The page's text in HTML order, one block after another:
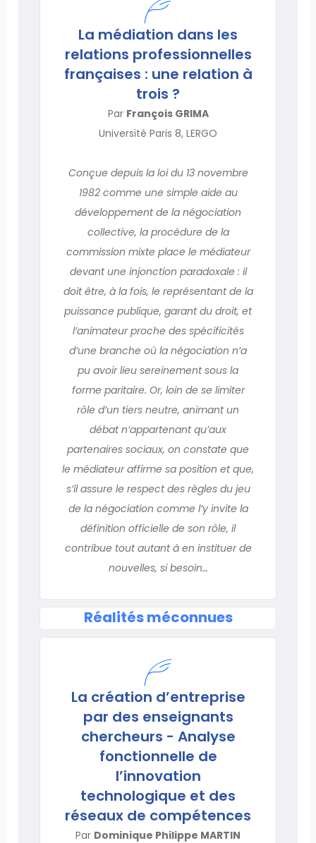
La médiation dans les
relations professionnelles
françaises : une relation à
trois ?
Par François GRIMA
Université Paris 8, LERGO
Conçue depuis la loi du 13 novembre
1982 comme une simple aide au
développement de la négociation
collective, la procédure de la
commission mixte place le médiateur
devant une injonction paradoxale : il
doit être, à la fois, le représentant de la
puissance publique, garant du droit, et
l’animateur proche des spécificités
d’une branche où la négociation n’a
pu avoir lieu sereinement sous la
forme paritaire. Or, loin de se limiter
rôle d’un tiers neutre, animant un
débat n’appartenant qu’aux
partenaires sociaux, on constate que
le médiateur affirme sa position et que,
s’il assure le respect des règles du jeu
de la négociation comme l’y invite la
définition officielle de son rôle, il
contribue tout autant à en instituer de
nouvelles, si besoin…
Réalités méconnues
La création d’entreprise
par des enseignants
chercheurs - Analyse
fonctionnelle de
l’innovation
technologique et des
réseaux de compétences
Par Dominique Philippe MARTIN